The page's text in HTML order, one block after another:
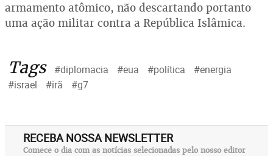
armamento atômico, não descartando portanto
uma ação militar contra a República Islâmica.
Tags #diplomacia #eua #política
#energia
#israel
#irã #g7
RECEBA NOSSA NEWSLETTER
Comece o dia com as notícias selecionadas pelo nosso editor